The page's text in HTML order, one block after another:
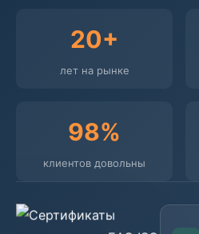
20+
лет на рынке
98%
клиентов довольны